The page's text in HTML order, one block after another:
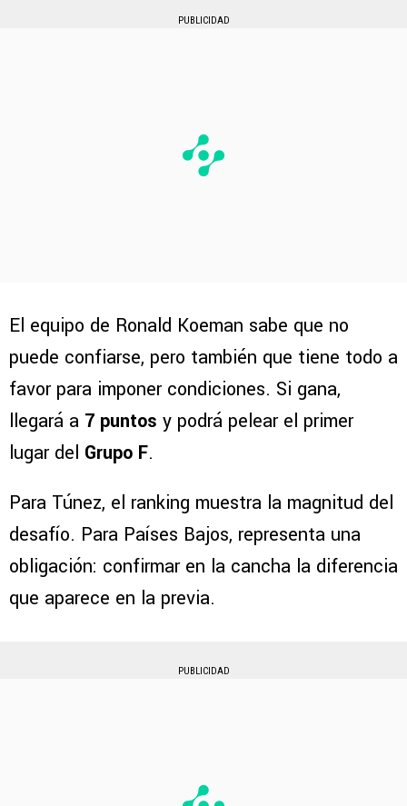
PUBLICIDAD
El equipo de Ronald Koeman sabe que no
puede confiarse, pero también que tiene todo a
favor para imponer condiciones. Si gana,
llegará a 7 puntos y podrá pelear el primer
lugar del Grupo F.
Para Túnez, el ranking muestra la magnitud del
desafío. Para Países Bajos, representa una
obligación: confirmar en la cancha la diferencia
que aparece en la previa.
PUBLICIDAD